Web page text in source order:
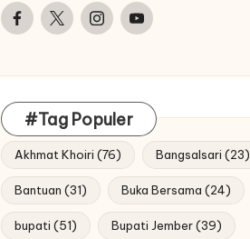
Facebook
TwitterInstagram
Youtube
#Tag Populer
Akhmat Khoiri (76) Bangsalsari (23)
Bantuan (31) Buka Bersama (24)
bupati (51) Bupati Jember(39)